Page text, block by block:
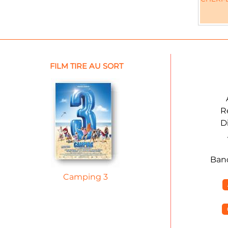
FILM TIRE AU SORT
Camping 3